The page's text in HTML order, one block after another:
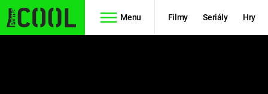
Menu Filmy Seriály Hry